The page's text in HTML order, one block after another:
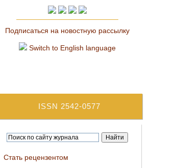
Подписаться на новостную рассылку
Switch to English language
ISSN 2542-0577
Стать рецензентом